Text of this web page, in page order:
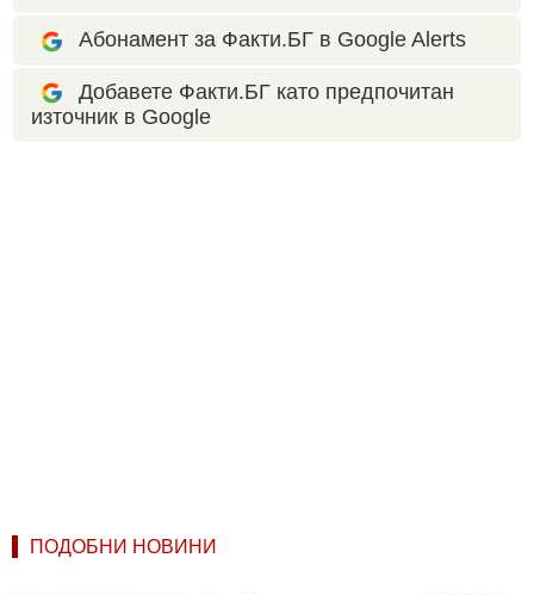
Абонамент за Факти.БГ в Google Alerts
Добавете Факти.БГ като предпочитан
източник в Google
ПОДОБНИ НОВИНИ